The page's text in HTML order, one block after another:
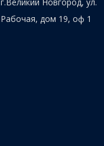
Рабочая, дом 19, оф 1